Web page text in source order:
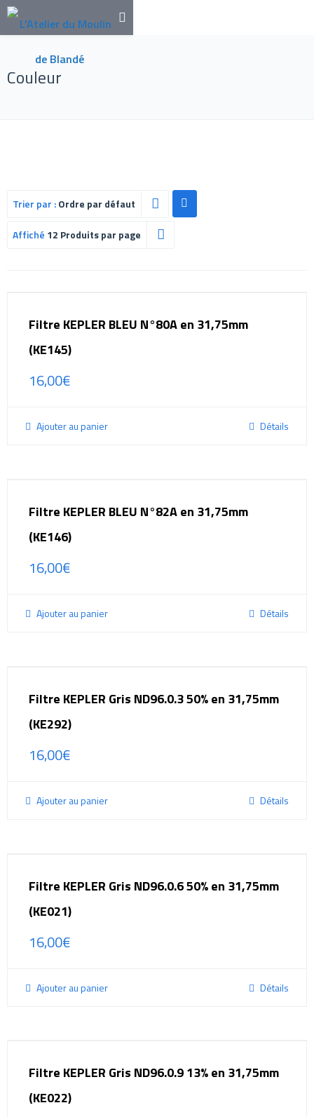
Couleur
Trier par :Ordre par défaut
Affiché 12 Produits par page
Filtre KEPLER BLEU N°80A en 31,75mm
(KE145)
16,00€
Ajouter au panier Détails
Filtre KEPLER BLEU N°82A en 31,75mm
(KE146)
16,00€
Ajouter au panier Détails
Filtre KEPLER Gris ND96.0.3 50% en 31,75mm
(KE292)
16,00€
Ajouter au panier Détails
Filtre KEPLER Gris ND96.0.6 50% en 31,75mm
(KE021)
16,00€
Ajouter au panier Détails
Filtre KEPLER Gris ND96.0.9 13% en 31,75mm
(KE022)